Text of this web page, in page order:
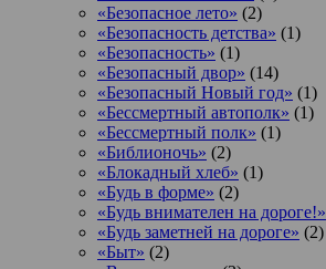
«Безопасное лето» (2)
«Безопасность детства» (1)
«Безопасность» (1)
«Безопасный двор» (14)
«Безопасный Новый год» (1)
«Бессмертный автополк» (1)
«Бессмертный полк» (1)
«Библионочь» (2)
«Блокадный хлеб» (1)
«Будь в форме» (2)
«Будь внимателен на дороге!»
«Будь заметней на дороге» (2)
«Быт» (2)